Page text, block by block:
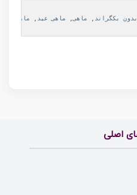
بکگراند ماهی ماهی عید ماهی
اصلی